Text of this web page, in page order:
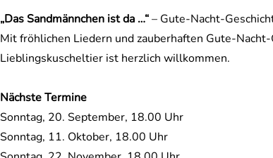
„Das Sandmännchen ist da …“– Gute-Nacht-
Mit fröhlichen Liedern und zauberhaften Gute-
Lieblingskuscheltier ist herzlich willkommen.
Nächste Termine
Sonntag, 20. September, 18.00 Uhr
Sonntag, 11. Oktober, 18.00 Uhr